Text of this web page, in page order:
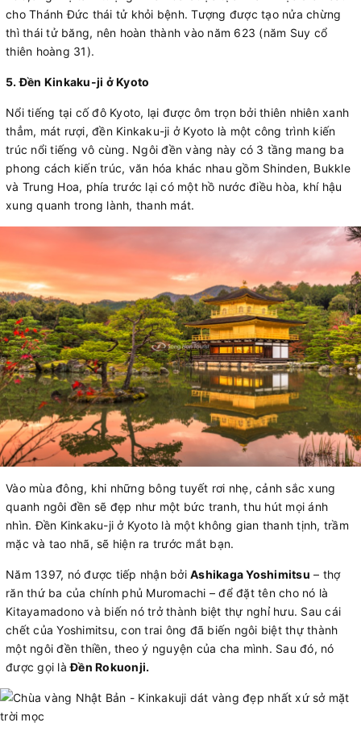
cho Thánh Đức thái tử khỏi bệnh. Tượng được tạo nửa chừng
thì thái tử băng, nên hoàn thành vào năm 623 (năm Suy cổ
thiên hoàng 31).
5. Đền Kinkaku-ji ở Kyoto
Nổi tiếng tại cố đô Kyoto, lại được ôm trọn bởi thiên nhiên xanh
thẳm, mát rượi, đền Kinkaku-ji ở Kyoto là một công trình kiến
trúc nổi tiếng vô cùng. Ngôi đền vàng này có 3 tầng mang ba
phong cách kiến trúc, văn hóa khác nhau gồm Shinden, Bukkle
và Trung Hoa, phía trước lại có một hồ nước điều hòa, khí hậu
xung quanh trong lành, thanh mát.
Vào mùa đông, khi những bông tuyết rơi nhẹ, cảnh sắc xung
quanh ngôi đền sẽ đẹp như một bức tranh, thu hút mọi ánh
nhìn. Đền Kinkaku-ji ở Kyoto là một không gian thanh tịnh, trầm
mặc và tao nhã, sẽ hiện ra trước mắt bạn.
Năm 1397, nó được tiếp nhận bởi Ashikaga Yoshimitsu – thợ
răn thứ ba của chính phủ Muromachi – để đặt tên cho nó là
Kitayamadono và biến nó trở thành biệt thự nghỉ hưu. Sau cái
chết của Yoshimitsu, con trai ông đã biến ngôi biệt thự thành
một ngôi đền thiền, theo ý nguyện của cha mình. Sau đó, nó
được gọi làĐền Rokuonji.